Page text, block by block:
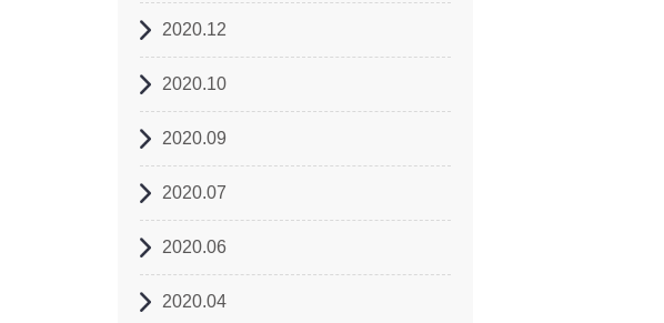
2020.12
2020.10
2020.09
2020.07
2020.06
2020.04